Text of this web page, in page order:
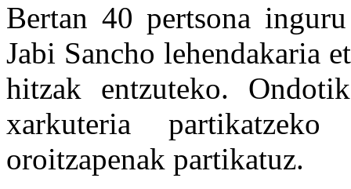
Bertan 40 pertsona
Jabi Sancho lehendakaria
hitzak entzuteko.
xarkuteria
oroitzapenak partikatuz.